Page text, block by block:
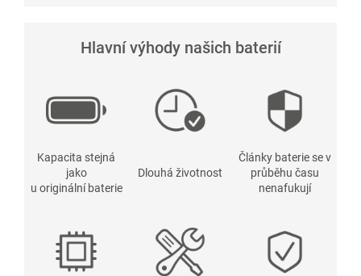
Hlavní výhody našich baterií
Kapacita stejná
jako
u originální baterie
Dlouhá životnost
Články baterie se v
průběhu času
nenafukují